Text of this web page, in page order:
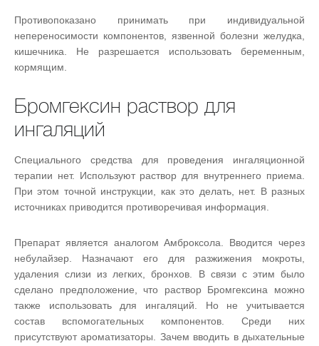
Противопоказано принимать при индивидуальной
непереносимости компонентов, язвенной болезни желудка,
кишечника. Не разрешается использовать беременным,
кормящим.
Бромгексин раствор для
ингаляций
Специального средства для проведения ингаляционной
терапии нет. Используют раствор для внутреннего приема.
При этом точной инструкции, как это делать, нет. В разных
источниках приводится противоречивая информация.
Препарат является аналогом Амброксола. Вводится через
небулайзер. Назначают его для разжижения мокроты,
удаления слизи из легких, бронхов. В связи с этим было
сделано предположение, что раствор Бромгексина можно
также использовать для ингаляций. Но не учитывается
состав вспомогательных компонентов. Среди них
присутствуют ароматизаторы. Зачем вводить в дыхательные